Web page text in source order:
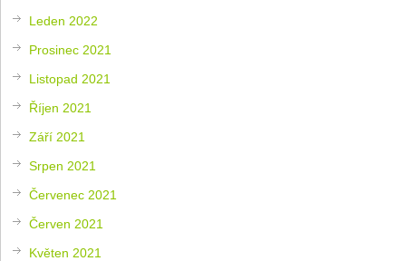
Leden 2022
Prosinec 2021
Listopad 2021
Říjen 2021
Září 2021
Srpen 2021
Červenec 2021
Červen 2021
Květen 2021